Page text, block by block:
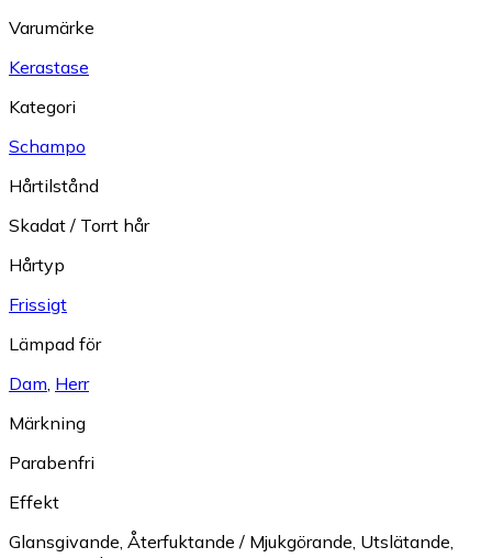
Varumärke
Kerastase
Kategori
Schampo
Hårtilstånd
Skadat / Torrt hår
Hårtyp
Frissigt
Lämpad för
Dam Herr
Märkning
Parabenfri
Effekt
Glansgivande Återfuktande / Mjukgörande Utslätande